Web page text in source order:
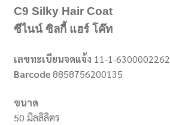
C9 Silky Hair Coat
ซีไนน์ ซิลกี้ แฮร์ โค๊ท
เลขทะเบียนจดแจ้ง 11-1-6300002262
Barcode8858756200135
ขนาด
50 มิลลิลิตร